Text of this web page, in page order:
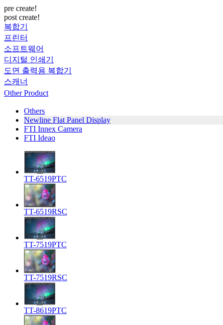
pre create!
post create!
복합기
프린터
소프트웨어
디지털 인쇄기
도면 출력용 복합기
스캐너
Other Product
Others
Newline Flat Panel Display
FTI Innex Camera
FTI Ideao
TT-6519PTC
TT-6519RSC
TT-7519PTC
TT-7519RSC
TT-8619PTC